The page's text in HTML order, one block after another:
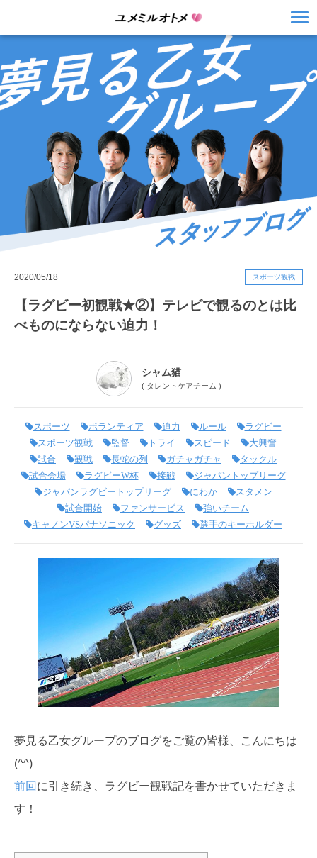
2020/05/18 スポーツ観戦
【ラグビー初観戦★②】テレビで観るのとは比
べものにならない迫力！
シャム猫
( タレントケアチーム )
スポーツ ボランティア 迫力 ルール
ラグビー
スポーツ観戦
監督 トライ スピード
大興奮
試合
観戦 長蛇の列 ガチャガチャ
タックル
試合会場
ラグビーW杯 接戦
ジャパントップリーグ
ジャパンラグビートップリーグ
にわか
スタメン
試合開始
ファンサービス
強いチーム
キャノンVSパナソニック
グッズ 選手のキーホルダー
夢見る乙女グループのブログをご覧の皆様、こんにちは
(^^)
前回 に引き続き、ラグビー観戦記を書かせていただきま
す！